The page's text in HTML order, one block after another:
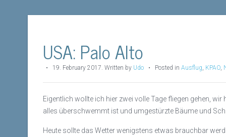
USA: Palo Alto
• 19. February 2017. Written by Udo • Posted in Ausflug, KPAO,
Eigentlich wollte ich hier zwei volle Tage fliegen gehen,
alles überschwemmt ist und umgestürzte Bäume und
Heute sollte das Wetter wenigstens etwas brauchbar